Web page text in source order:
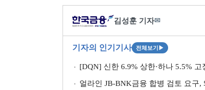
김성훈 기자✉
기자의 인기기사 전체보기 ▶
[DQN] 신한 6.9% 상한·하나 5.5%
얼라인 JB-BNK금융 합병 검토 요구